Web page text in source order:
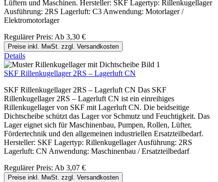
Lüftern und Maschinen. Hersteller: SKF Lagertyp: Rillenkugellager
Ausführung: 2RS Lagerluft: C3 Anwendung: Motorlager /
Elektromotorlager
Regulärer Preis: Ab 3,30 €
Preise inkl. MwSt. zzgl. Versandkosten
Details
SKF Rillenkugellager 2RS – Lagerluft CN
SKF Rillenkugellager 2RS – Lagerluft CN Das SKF
Rillenkugellager 2RS – Lagerluft CN ist ein einreihiges
Rillenkugellager von SKF mit Lagerluft CN. Die beidseitige
Dichtscheibe schützt das Lager vor Schmutz und Feuchtigkeit. Das
Lager eignet sich für Maschinenbau, Pumpen, Rollen, Lüfter,
Fördertechnik und den allgemeinen industriellen Ersatzteilbedarf.
Hersteller: SKF Lagertyp: Rillenkugellager Ausführung: 2RS
Lagerluft: CN Anwendung: Maschinenbau / Ersatzteilbedarf
Regulärer Preis: Ab 3,07 €
Preise inkl. MwSt. zzgl. Versandkosten